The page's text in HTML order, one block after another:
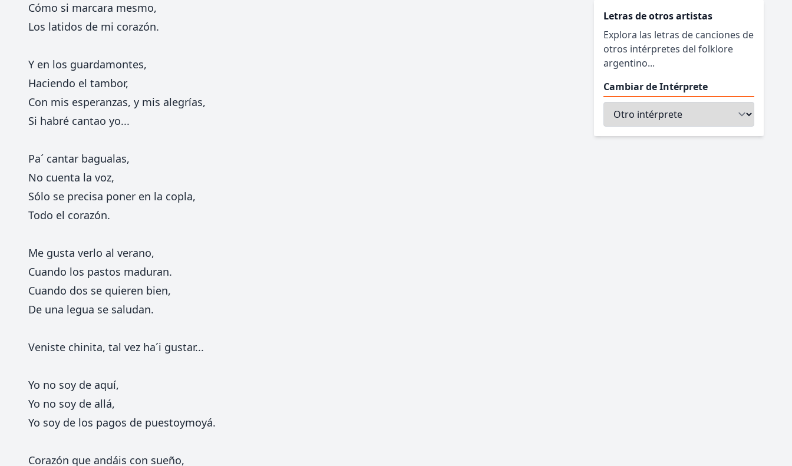
Cómo si marcara mesmo,
Los latidos de mi corazón.
Y en los guardamontes,
Haciendo el tambor,
Con mis esperanzas, y mis alegrías,
Si habré cantao yo...
Pa´ cantar bagualas,
No cuenta la voz,
Sólo se precisa poner en la copla,
Todo el corazón.
Me gusta verlo al verano,
Cuando los pastos maduran.
Cuando dos se quieren bien,
De una legua se saludan.
Veniste chinita, tal vez ha´i gustar...
Yo no soy de aquí,
Yo no soy de allá,
Yo soy de los pagos de puestoymoyá.
Corazón que andáis con sueño,
Letras de otros artistas
Explora las letras de canciones de
otros intérpretes del folklore
argentino...
Cambiar de Intérprete